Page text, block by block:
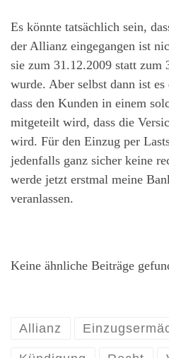
Es könnte tatsächlich sein,
der Allianz eingegangen ist
sie zum 31.12.2009 statt zum
wurde. Aber selbst dann ist
dass den Kunden in einem
mitgeteilt wird, dass die
wird. Für den Einzug per
jedenfalls ganz sicher keine
werde jetzt erstmal meine
veranlassen.
Keine ähnliche Beiträge
Allianz